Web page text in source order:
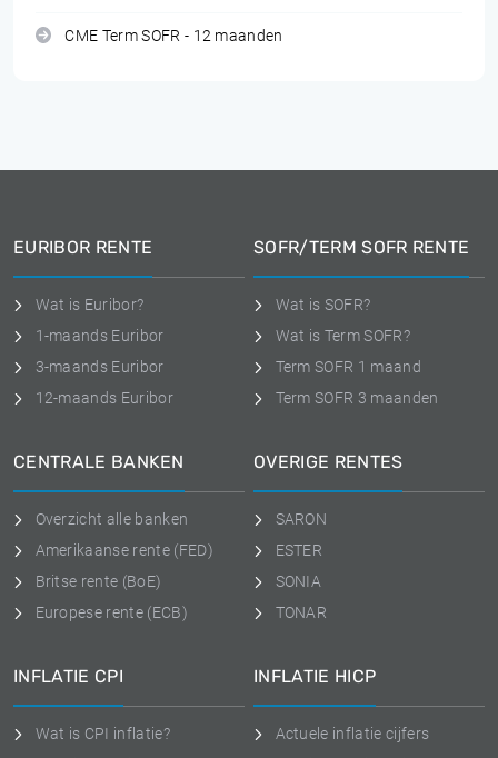
CME Term SOFR - 12 maanden
EURIBOR RENTE
Wat is Euribor?
1-maands Euribor
3-maands Euribor
12-maands Euribor
SOFR/TERM SOFR RENTE
Wat is SOFR?
Wat is Term SOFR?
Term SOFR 1 maand
Term SOFR 3 maanden
CENTRALE BANKEN
Overzicht alle banken
Amerikaanse rente (FED)
Britse rente (BoE)
Europese rente (ECB)
OVERIGE RENTES
SARON
ESTER
SONIA
TONAR
INFLATIE CPI
Wat is CPI inflatie?
INFLATIE HICP
Actuele inflatie cijfers